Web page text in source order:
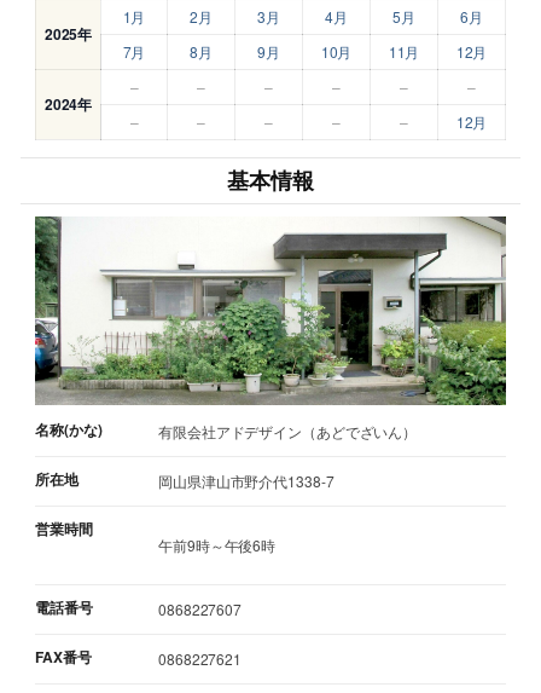
2025年
1月 2月 3月 4月 5月
6月
7月
8月 9月 10月 11月 12月
2024年
– – – – –
–
–
– – – – 12月
基本情報
名称(かな) 有限会社アドデザイン（あどでざいん）
所在地 岡山県津山市野介代1338-7
営業時間
午前9時～午後6時
電話番号 0868227607
FAX番号 0868227621